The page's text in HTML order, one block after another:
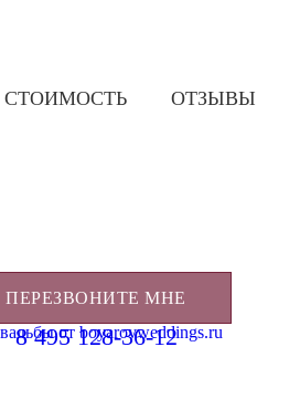
СТОИМОСТЬ ОТЗЫВЫ
ПЕРЕЗВОНИТЕ МНЕ
8 495 128-36-12